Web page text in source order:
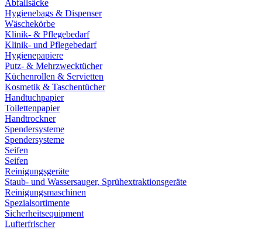
Abfallsäcke
Hygienebags & Dispenser
Wäschekörbe
Klinik- & Pflegebedarf
Klinik- und Pflegebedarf
Hygienepapiere
Putz- & Mehrzwecktücher
Küchenrollen & Servietten
Kosmetik & Taschentücher
Handtuchpapier
Toilettenpapier
Handtrockner
Spendersysteme
Spendersysteme
Seifen
Seifen
Reinigungsgeräte
Staub- und Wassersauger, Sprühextraktionsgeräte
Reinigungsmaschinen
Spezialsortimente
Sicherheitsequipment
Lufterfrischer